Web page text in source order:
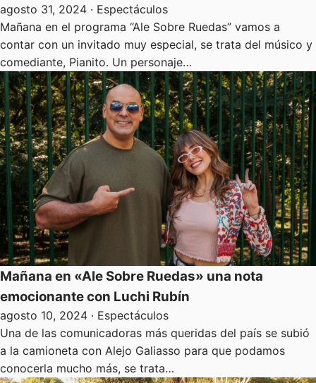
agosto 31, 2024 · Espectáculos
Mañana en el programa “Ale Sobre Ruedas” vamos a
contar con un invitado muy especial, se trata del músico y
comediante, Pianito. Un personaje…
Mañana en «Ale Sobre Ruedas» una nota
emocionante con Luchi Rubín
agosto 10, 2024 · Espectáculos
Una de las comunicadoras más queridas del país se subió
a la camioneta con Alejo Galiasso para que podamos
conocerla mucho más, se trata…